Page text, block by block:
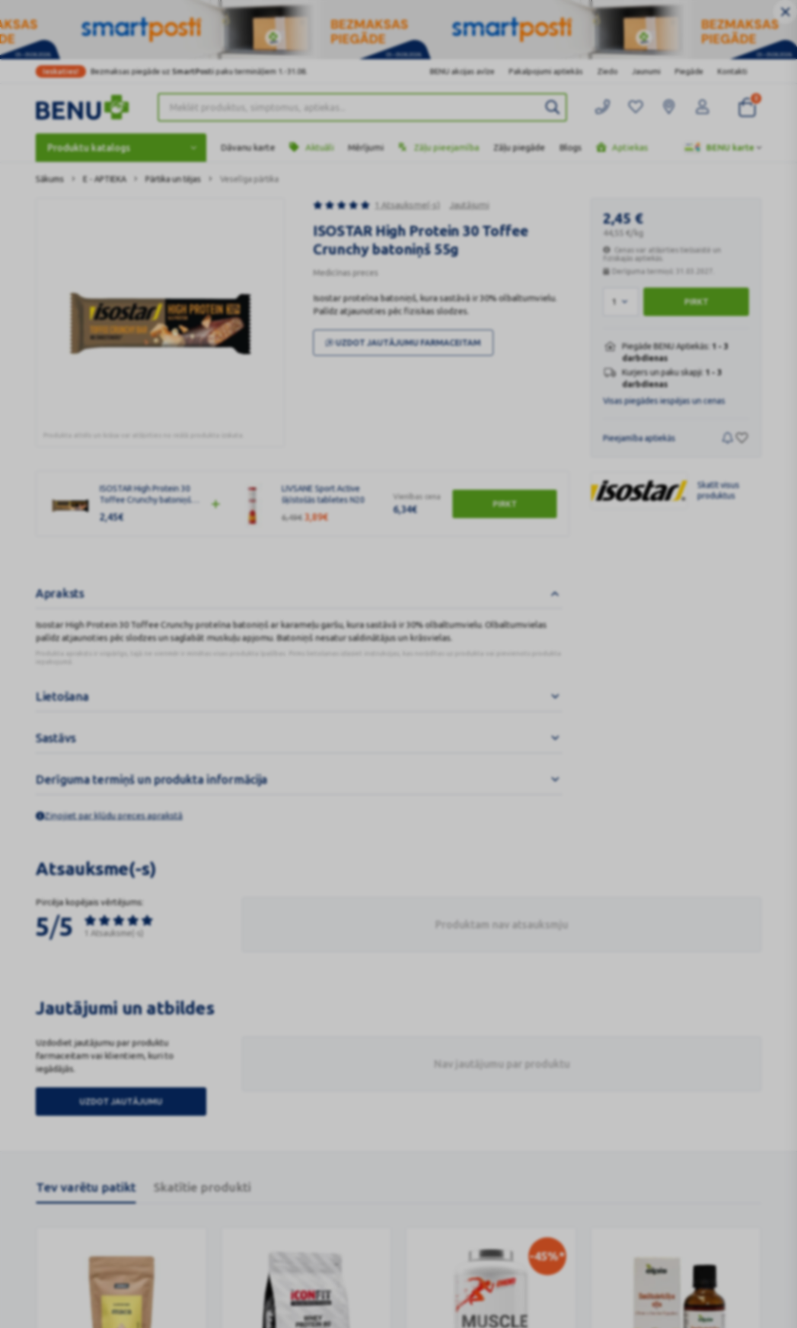
Ieskaties! Bezmaksas piegāde uz SmartPostipaku termināļiem 1.-31.08. BENU akcijas avīze Pakalpojumi aptiekās Ziedo Jaunumi Piegāde Kontakti
Produktu katalogs Dāvanu karte Aktuāli Mērījumi Zāļu pieejamība Zāļu piegāde Blogs Aptiekas BENU karte
Sākums E - APTIEKA Pārtika un tējas Veselīga pārtika
Toffee
1 Atsauksme(-s) Jautājumi
ISOSTAR High Protein 30 Toffee
Crunchy batoniņš 55g
Medicīnas preces
Isostar proteīna batoniņš, kura sastāvā ir 30% olbaltumvielu.
Palīdz atjaunoties pēc fiziskas slodzes.
UZDOT JAUTĀJUMU FARMACEITAM
ISOSTAR High Protein 30
Toffee Crunchy batoniņš
55g
2,45€
LIVSANE Sport Active
šķīstošās tabletes N20
6,49€ 3,89€
Vienības cena
6,34€
PIRKT
Apraksts
Isostar High Protein 30 Toffee Crunchy proteīna batoniņš ar karameļu garšu, kura sastāvā ir 30% olbaltumvielu. Olbaltumvielas
palīdz atjaunoties pēc slodzes un saglabāt muskuļu apjomu. Batoniņš nesatur saldinātājus un krāsvielas.
Lietošana
Sastāvs
Derīguma termiņš un produkta informācija
Ziņojiet par kļūdu preces aprakstā
2,45 €
44,55 € /kg
Cenas var atšķirties tiešsaistē un
fiziskajās aptiekās.
Derīguma termiņš: 31.03.2027.
1 PIRKT
Piegāde BENU Aptiekās: 1 - 3
darbdienas
Kurjers un paku skapji: 1 - 3
darbdienas
Visas piegādes iespējas un cenas
Pieejamība aptiekās
Skatīt visus
produktus
Atsauksme(-s)
Pircēja kopējais vērtējums:
5/5 1 Atsauksme(-s)
Produktam nav atsauksmju
Jautājumi un atbildes
Uzdodiet jautājumu par produktu
farmaceitam vai klientiem, kuri to
iegādājās.
UZDOT JAUTĀJUMU
Nav jautājumu par produktu
Tev varētu patikt Skatītie produkti
-45%*